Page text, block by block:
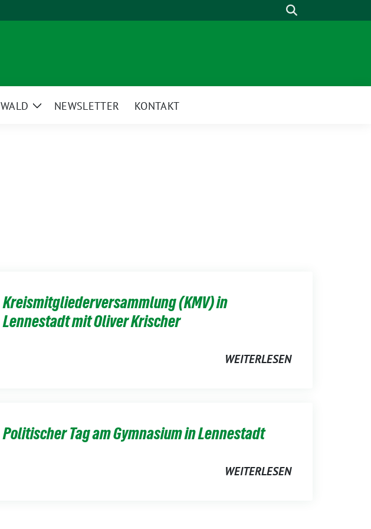
Suche
WALD
ZeigeNEWSLETTER KONTAKT
Kreismitgliederversammlung (KMV) in
Lennestadt mit Oliver Krischer
WEITERLESEN
Politischer Tag am Gymnasium in Lennestadt
WEITERLESEN